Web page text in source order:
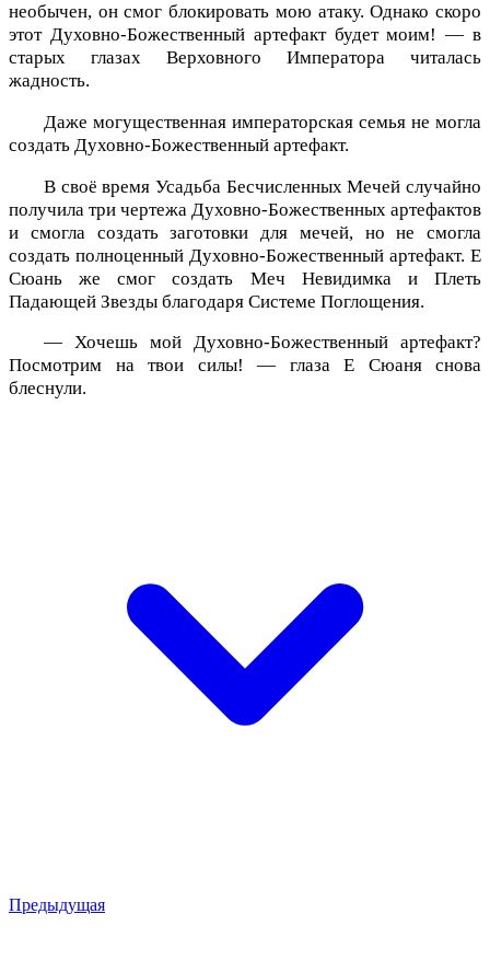
необычен, он смог блокировать мою атаку. Однако скоро
этот Духовно-Божественный артефакт будет моим! — в
старых глазах Верховного Императора читалась
жадность.
Даже могущественная императорская семья не могла
создать Духовно-Божественный артефакт.
В своё время Усадьба Бесчисленных Мечей случайно
получила три чертежа Духовно-Божественных артефактов
и смогла создать заготовки для мечей, но не смогла
создать полноценный Духовно-Божественный артефакт. Е
Сюань же смог создать Меч Невидимка и Плеть
Падающей Звезды благодаря Системе Поглощения.
— Хочешь мой Духовно-Божественный артефакт?
Посмотрим на твои силы! — глаза Е Сюаня снова
блеснули.
Предыдущая